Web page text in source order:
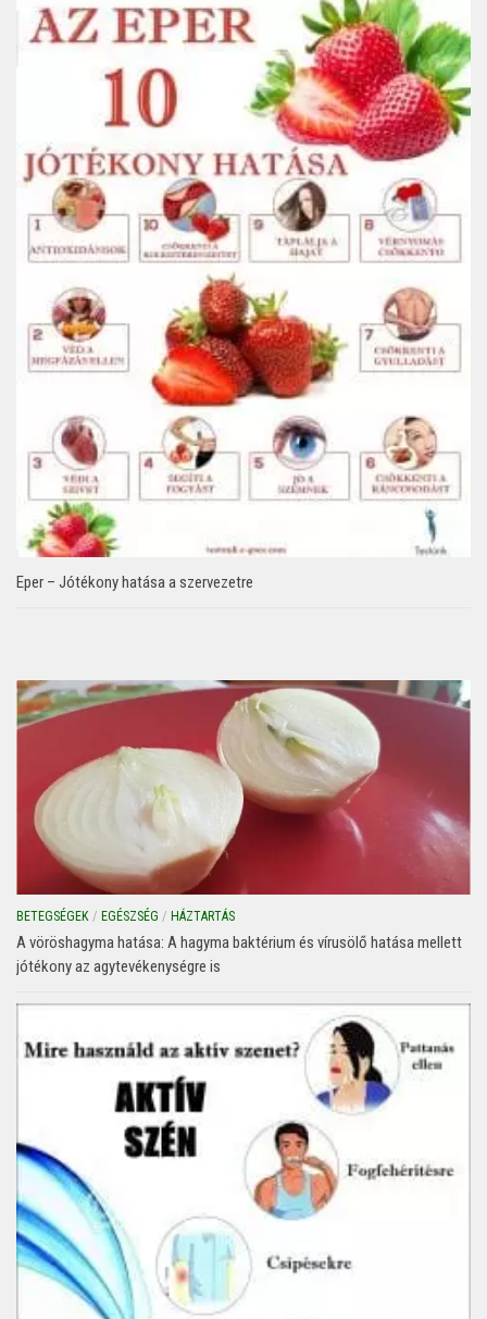
Eper – Jótékony hatása a szervezetre
BETEGSÉGEK / EGÉSZSÉG / HÁZTARTÁS
A vöröshagyma hatása: A hagyma baktérium és vírusölő hatása mellett
jótékony az agytevékenységre is